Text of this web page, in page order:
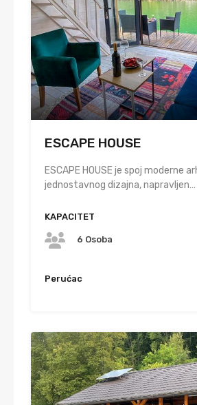
ESCAPE HOUSE
ESCAPE HOUSE je spoj moderne
jednostavnog dizajna, napravljen…
KAPACITET
6 Osoba
Perućac